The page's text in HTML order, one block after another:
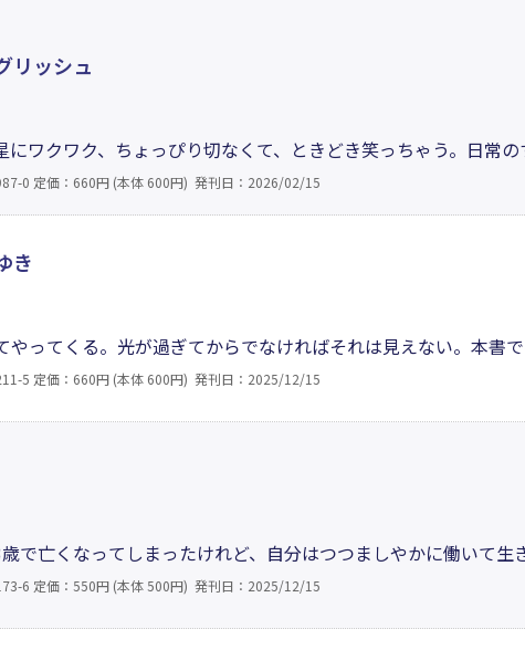
リッシュ
にワクワク、ちょっぴり切なくて、ときどき笑っちゃう。日常
子みたいな作品集。読めば読むほど、気持ちがカラフルに弾み
」と手招きしてくる。ページをめくるたびに、驚きと感動が満
0 定価：660円 (本体 600円) 発刊日：2026/02/15
き
やってくる。光が過ぎてからでなければそれは見えない。本書
味のまとわりつかない言葉たちを静かに拾い集める。自己の崩
5 定価：660円 (本体 600円) 発刊日：2025/12/15
で亡くなってしまったけれど、自分はつつましやかに働いて
老いた自分ひとり……。しかしそれを悔いるでも悲しむでもなく
6 定価：550円 (本体 500円) 発刊日：2025/12/15